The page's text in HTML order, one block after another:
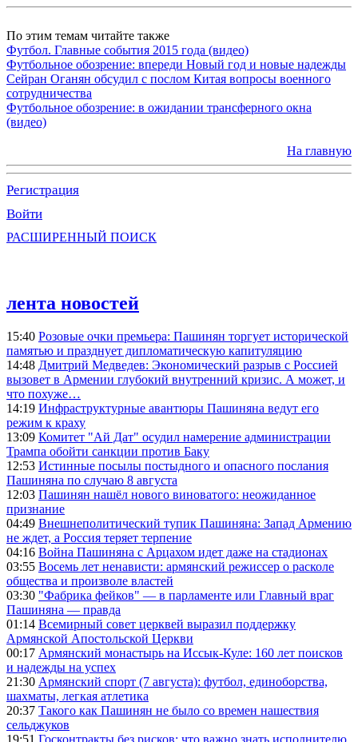
По этим темам читайте также
Футбол. Главные события 2015 года (видео)
Футбольное обозрение: впереди Новый год и новые надежды
Сейран Оганян обсудил с послом Китая вопросы военного
сотрудничества
Футбольное обозрение: в ожидании трансферного окна
(видео)
На главную
Регистрация
Войти
РАСШИРЕННЫЙ ПОИСК
лента новостей
15:40 Розовые очки премьера: Пашинян торгует исторической
памятью и празднует дипломатическую капитуляцию
14:48 Дмитрий Медведев: Экономический разрыв с Россией
вызовет в Армении глубокий внутренний кризис. А может, и
что похуже…
14:19 Инфраструктурные авантюры Пашиняна ведут его
режим к краху
13:09 Комитет "Ай Дат" осудил намерение администрации
Трампа обойти санкции против Баку
12:53 Истинные посылы постыдного и опасного послания
Пашиняна по случаю 8 августа
12:03 Пашинян нашёл нового виноватого: неожиданное
признание
04:49 Внешнеполитический тупик Пашиняна: Запад Армению
не ждет, а Россия теряет терпение
04:16 Война Пашиняна с Арцахом идет даже на стадионах
03:55 Восемь лет ненависти: армянский режиссер о расколе
общества и произволе властей
03:30 "Фабрика фейков" — в парламенте или Главный враг
Пашиняна — правда
01:14 Всемирный совет церквей выразил поддержку
Армянской Апостольской Церкви
00:17 Армянский монастырь на Иссык-Куле: 160 лет поисков
и надежды на успех
21:30 Армянский спорт (7 августа): футбол, единоборства,
шахматы, легкая атлетика
20:37 Такого как Пашинян не было со времен нашествия
сельджуков